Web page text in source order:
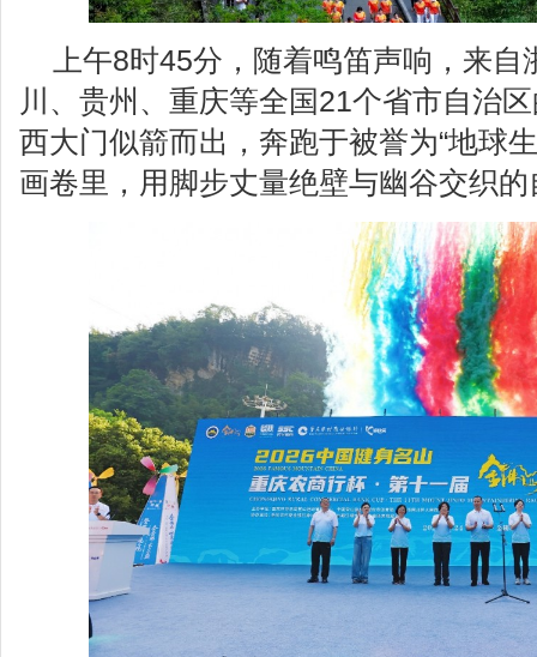
上午8时45分，随着鸣笛声响，来
川、贵州、重庆等全国21个省市自治
西大门似箭而出，奔跑于被誉为“地球
画卷里，用脚步丈量绝壁与幽谷交织